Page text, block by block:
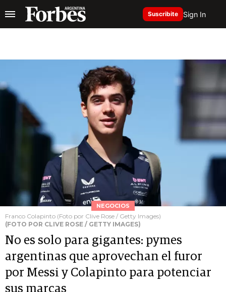
Suscribite Sign In
NEGOCIOS
Franco Colapinto (Foto por Clive Rose / Getty Images)
(FOTO POR CLIVE ROSE / GETTY IMAGES)
No es solo para gigantes: pymes
argentinas que aprovechan el furor
por Messi y Colapinto para potenciar
sus marcas